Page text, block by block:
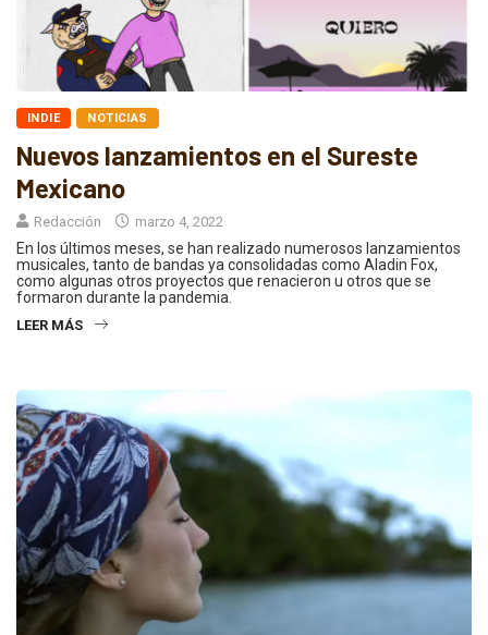
INDIE NOTICIAS
Nuevos lanzamientos en el Sureste
Mexicano
Redacción marzo 4, 2022
En los últimos meses, se han realizado numerosos lanzamientos
musicales, tanto de bandas ya consolidadas como Aladin Fox,
como algunas otros proyectos que renacieron u otros que se
formaron durante la pandemia.
LEER MÁS